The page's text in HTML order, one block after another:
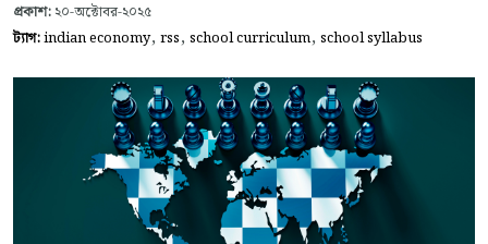
প্রকাশ: ২০-অক্টোবর-২০২৫
ট্যাগ:indian economy, rss, school curriculum, school syllabus